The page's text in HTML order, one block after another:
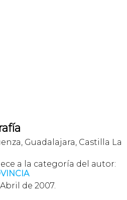
Guadalajara, Castilla La
a la categoría del autor:
de 2007.